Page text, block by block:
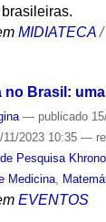
MIDIATECA /
no Brasil:
— publicado
2023 10:35 —
Pesquisa
Medicina,
EVENTOS